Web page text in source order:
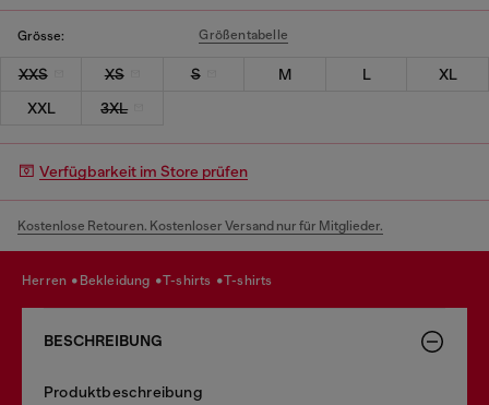
Grösse: Größentabelle
XXS XS S M L
XL
XXL
3XL
Verfügbarkeit im Store prüfen
Kostenlose Retouren. Kostenloser Versand nur für Mitglieder.
herren bekleidung t-shirts t-shirts
BESCHREIBUNG
Produktbeschreibung